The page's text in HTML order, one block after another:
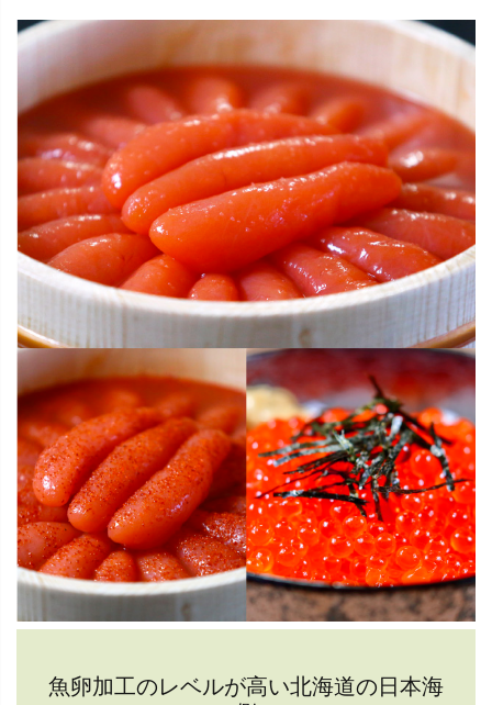
魚卵加工のレベルが高い北海道の日本海